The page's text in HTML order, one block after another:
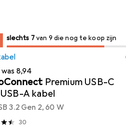
7/ 9
7/ 9 te koop zijn
slechts 7van 9 die nog te koop zijn
was EUR
8,94
Premium USB-C
A kabel
3.2 Gen 2, 60 W
30